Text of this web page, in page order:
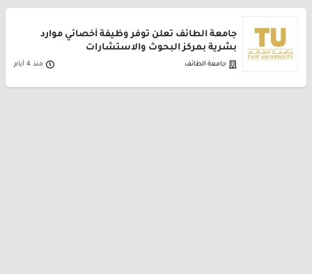
جامعة الطائف تعلن توفر وظيفة أخصائي موارد
بشرية بمركز البحوث والاستشارات
جامعة الطائف منذ 4 أيام